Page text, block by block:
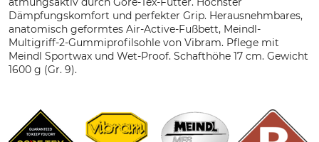
Dämpfungskomfort und perfekter Grip. Herausnehmbares,
anatomisch geformtes Air-Active-Fußbett, Meindl-
Multigriff-2-Gummiprofilsohle von Vibram. Pflege mit
Meindl Sportwax und Wet-Proof. Schafthöhe 17 cm. Gewicht
1600 g (Gr. 9).